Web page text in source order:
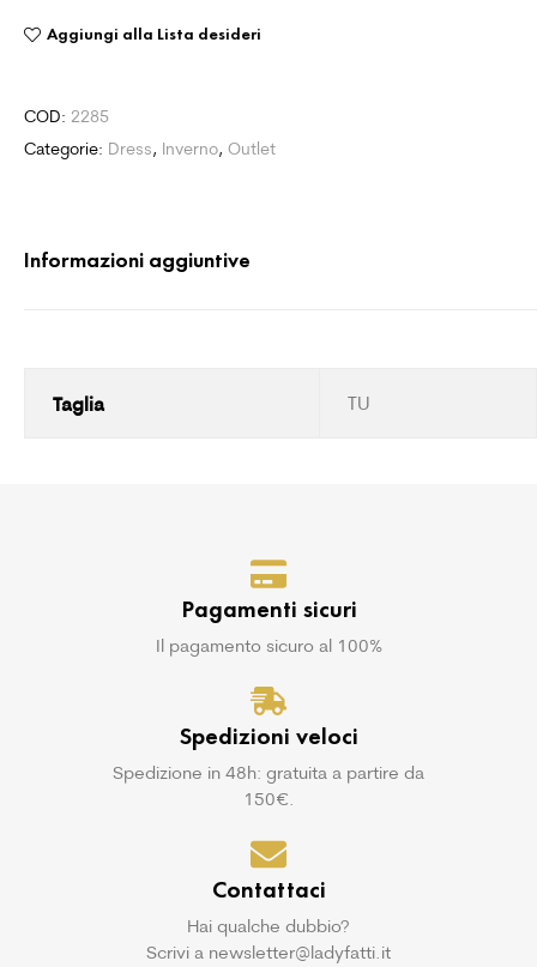
Aggiungi alla Lista desideri
COD: 2285
Categorie: Dress, Inverno, Outlet
Informazioni aggiuntive
Taglia TU
Pagamenti sicuri
Il pagamento sicuro al 100%
Spedizioni veloci
Spedizione in 48h: gratuita a partire da
150€.
Contattaci
Hai qualche dubbio?
Scrivi a newsletter@ladyfatti.it